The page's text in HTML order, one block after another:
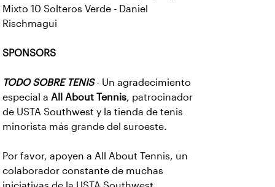
Mixto 10 Solteros Verde - Daniel
Rischmagui
SPONSORS
TODO SOBRE TENIS- Un agradecimiento
especial a All About Tennis, patrocinador
de USTA Southwest y la tienda de tenis
minorista más grande del suroeste.
Por favor, apoyen a All About Tennis, un
colaborador constante de muchas